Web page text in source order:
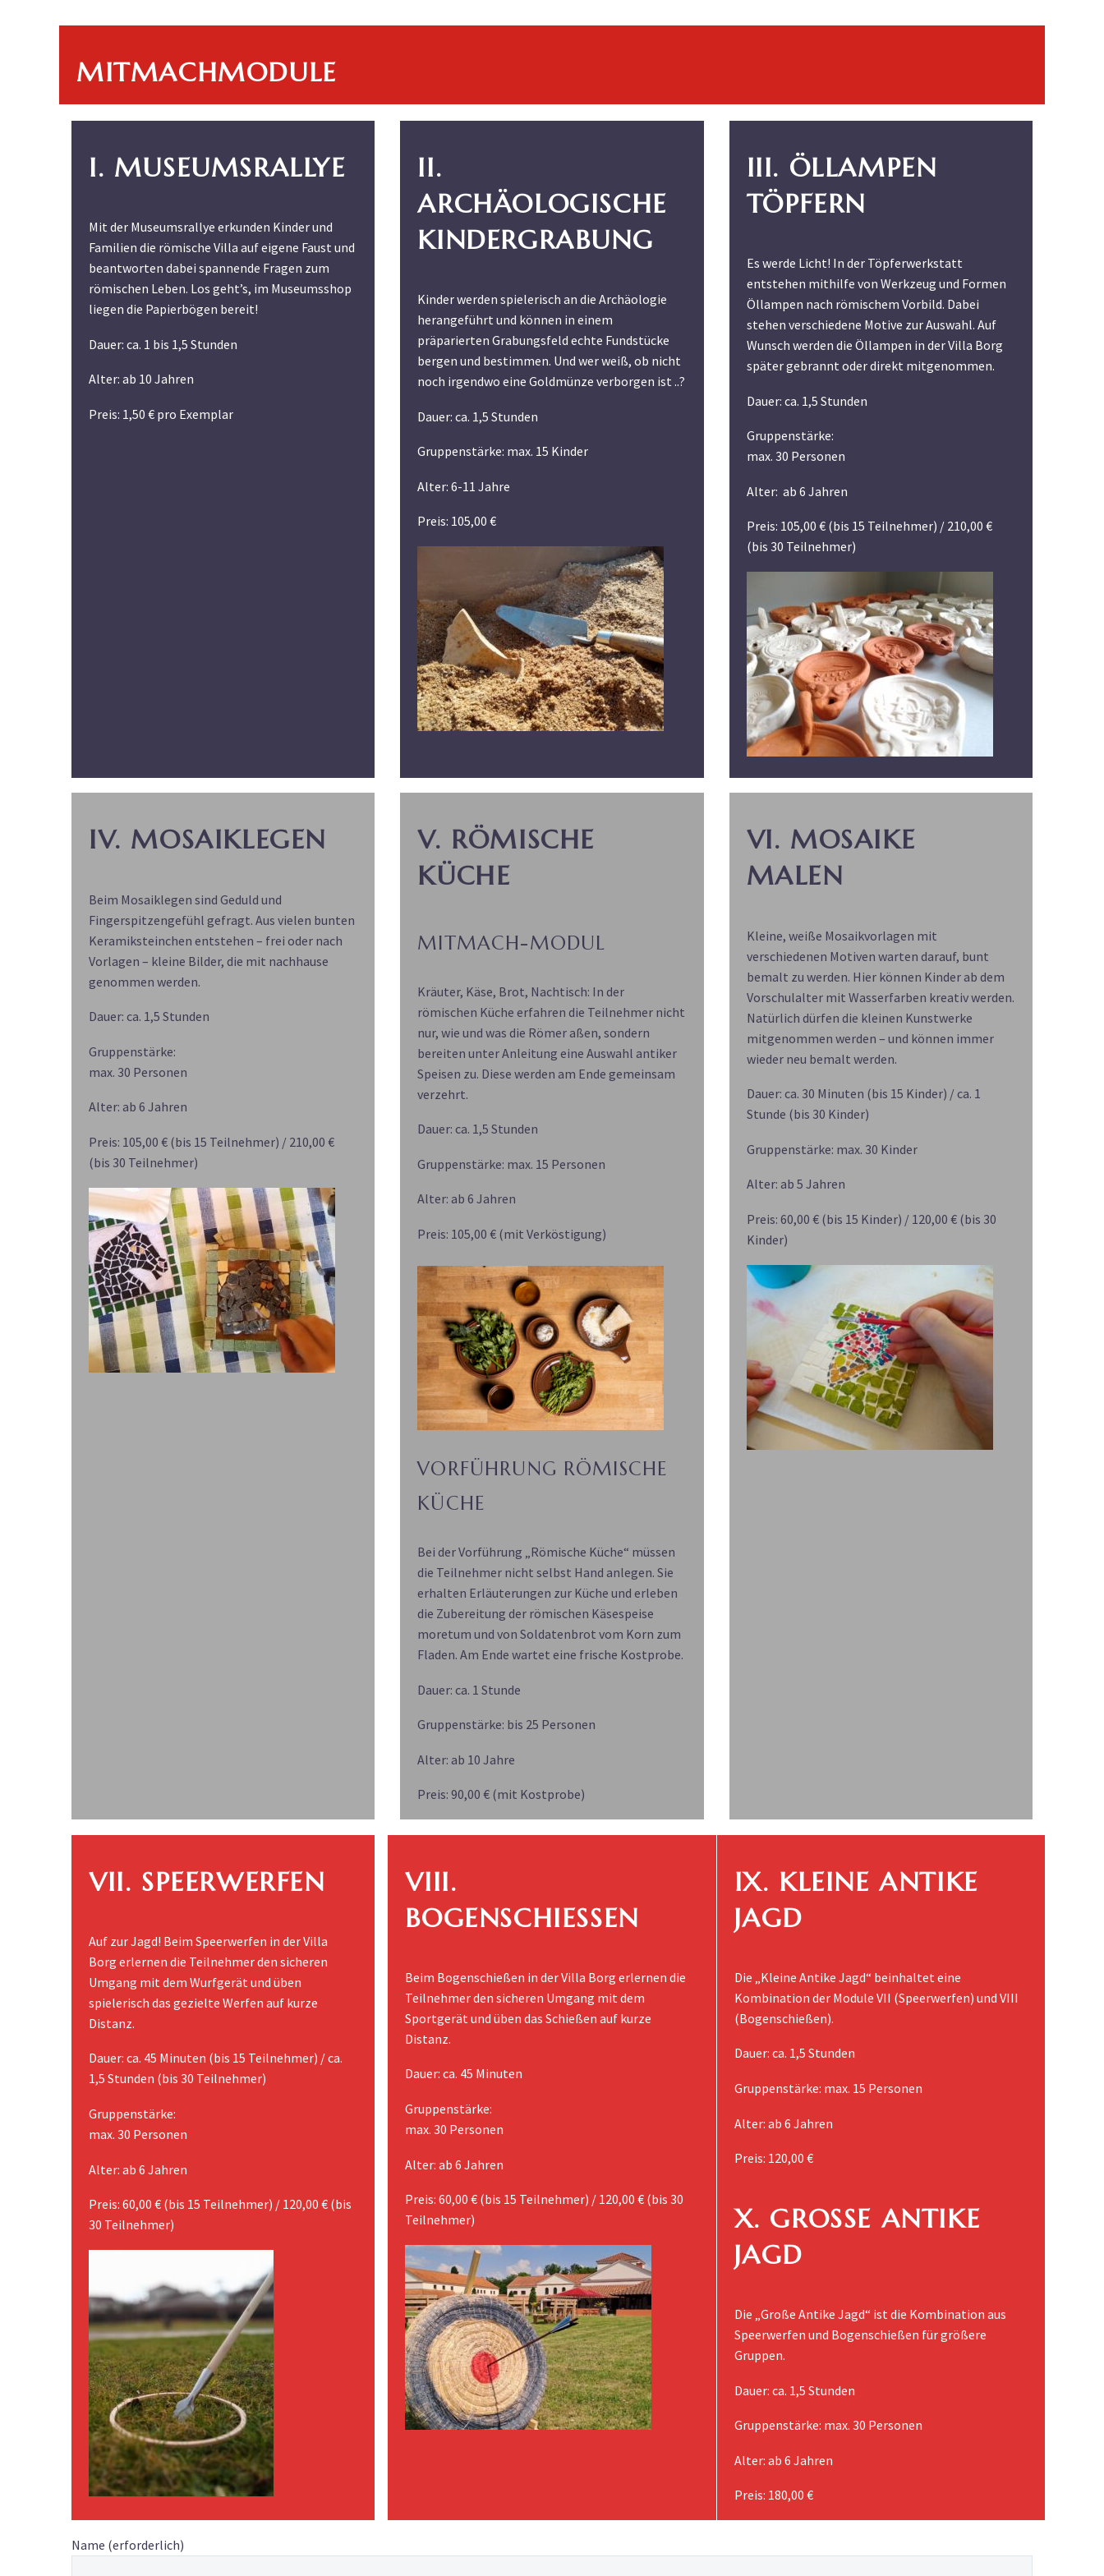
MITMACHMODULE
I. MUSEUMSRALLYE
Mit der Museumsrallye erkunden Kinder und
Familien die römische Villa auf eigene Faust und
beantworten dabei spannende Fragen zum
römischen Leben. Los geht’s, im Museumsshop
liegen die Papierbögen bereit!
Dauer: ca. 1 bis 1,5 Stunden
Alter: ab 10 Jahren
Preis: 1,50 € pro Exemplar
II.
ARCHÄOLOGISCHE
KINDERGRABUNG
Kinder werden spielerisch an die Archäologie
herangeführt und können in einem
präparierten Grabungsfeld echte Fundstücke
bergen und bestimmen. Und wer weiß, ob nicht
noch irgendwo eine Goldmünze verborgen ist ..?
Dauer: ca. 1,5 Stunden
Gruppenstärke: max. 15 Kinder
Alter: 6-11 Jahre
Preis: 105,00 €
III. ÖLLAMPEN
TÖPFERN
Es werde Licht! In der Töpferwerkstatt
entstehen mithilfe von Werkzeug und Formen
Öllampen nach römischem Vorbild. Dabei
stehen verschiedene Motive zur Auswahl. Auf
Wunsch werden die Öllampen in der Villa Borg
später gebrannt oder direkt mitgenommen.
Dauer: ca. 1,5 Stunden
Gruppenstärke:
max. 30 Personen
Alter: ab 6 Jahren
Preis: 105,00 € (bis 15 Teilnehmer) / 210,00 €
(bis 30 Teilnehmer)
IV. MOSAIKLEGEN
Beim Mosaiklegen sind Geduld und
Fingerspitzengefühl gefragt. Aus vielen bunten
Keramiksteinchen entstehen – frei oder nach
Vorlagen – kleine Bilder, die mit nachhause
genommen werden.
Dauer: ca. 1,5 Stunden
Gruppenstärke:
max. 30 Personen
Alter: ab 6 Jahren
Preis: 105,00 € (bis 15 Teilnehmer) / 210,00 €
(bis 30 Teilnehmer)
V. RÖMISCHE
KÜCHE
MITMACH-MODUL
Kräuter, Käse, Brot, Nachtisch: In der
römischen Küche erfahren die Teilnehmer nicht
nur, wie und was die Römer aßen, sondern
bereiten unter Anleitung eine Auswahl antiker
Speisen zu. Diese werden am Ende gemeinsam
verzehrt.
Dauer: ca. 1,5 Stunden
Gruppenstärke: max. 15 Personen
Alter: ab 6 Jahren
Preis: 105,00 € (mit Verköstigung)
VORFÜHRUNG RÖMISCHE
KÜCHE
Bei der Vorführung „Römische Küche“ müssen
die Teilnehmer nicht selbst Hand anlegen. Sie
erhalten Erläuterungen zur Küche und erleben
die Zubereitung der römischen Käsespeise
moretum und von Soldatenbrot vom Korn zum
Fladen. Am Ende wartet eine frische Kostprobe.
Dauer: ca. 1 Stunde
Gruppenstärke: bis 25 Personen
Alter: ab 10 Jahre
Preis: 90,00 € (mit Kostprobe)
VI. MOSAIKE
MALEN
Kleine, weiße Mosaikvorlagen mit
verschiedenen Motiven warten darauf, bunt
bemalt zu werden. Hier können Kinder ab dem
Vorschulalter mit Wasserfarben kreativ werden.
Natürlich dürfen die kleinen Kunstwerke
mitgenommen werden – und können immer
wieder neu bemalt werden.
Dauer: ca. 30 Minuten (bis 15 Kinder) / ca. 1
Stunde (bis 30 Kinder)
Gruppenstärke: max. 30 Kinder
Alter: ab 5 Jahren
Preis: 60,00 € (bis 15 Kinder) / 120,00 € (bis 30
Kinder)
VII. SPEERWERFEN
Auf zur Jagd! Beim Speerwerfen in der Villa
Borg erlernen die Teilnehmer den sicheren
Umgang mit dem Wurfgerät und üben
spielerisch das gezielte Werfen auf kurze
Distanz.
Dauer: ca. 45 Minuten (bis 15 Teilnehmer) / ca.
1,5 Stunden (bis 30 Teilnehmer)
Gruppenstärke:
max. 30 Personen
Alter: ab 6 Jahren
Preis: 60,00 € (bis 15 Teilnehmer) / 120,00 € (bis
30 Teilnehmer)
VIII.
BOGENSCHIESSEN
Beim Bogenschießen in der Villa Borg erlernen die
Teilnehmer den sicheren Umgang mit dem
Sportgerät und üben das Schießen auf kurze
Distanz.
Dauer: ca. 45 Minuten
Gruppenstärke:
max. 30 Personen
Alter: ab 6 Jahren
Preis: 60,00 € (bis 15 Teilnehmer) / 120,00 € (bis 30
Teilnehmer)
IX. KLEINE ANTIKE
JAGD
Die „Kleine Antike Jagd“ beinhaltet eine
Kombination der Module VII (Speerwerfen) und VIII
(Bogenschießen).
Dauer: ca. 1,5 Stunden
Gruppenstärke: max. 15 Personen
Alter: ab 6 Jahren
Preis: 120,00 €
X. GROSSE ANTIKE J
AGD
Die „Große Antike Jagd“ ist die Kombination aus
Speerwerfen und Bogenschießen für größere
Gruppen.
Dauer: ca. 1,5 Stunden
Gruppenstärke: max. 30 Personen
Alter: ab 6 Jahren
Preis: 180,00 €
Name (erforderlich)